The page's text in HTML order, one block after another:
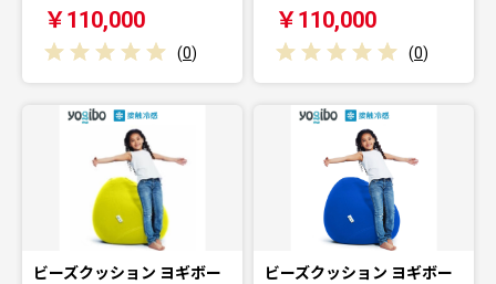
￥110,000
(0)
￥110,000
(0)
ビーズクッション ヨギボー
ビーズクッション ヨギボー